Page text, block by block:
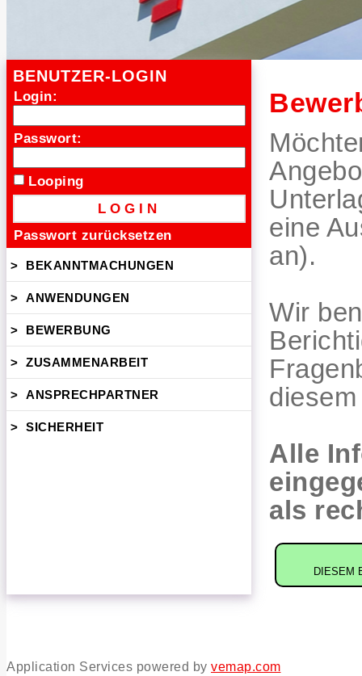
BENUTZER-LOGIN
Login:
Passwort:
Looping
Passwort zurücksetzen
> BEKANNTMACHUNGEN
> ANWENDUNGEN
> BEWERBUNG
> ZUSAMMENARBEIT
> ANSPRECHPARTNER
> SICHERHEIT
eine
an).
Wir
Alle
als
DIESEM
Application Services powered by vemap.com